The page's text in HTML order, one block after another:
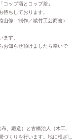
ップ酒とコップ茶」
ちしております。
山修 制作／猿竹工芸商會）
ます。
お知らせ頂けましたら幸いで
、鍛造）と古橋治人（木工、
くりを行います。地に根ざし